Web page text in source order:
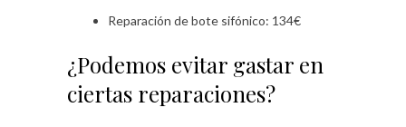
Reparación de bote sifónico: 134€
¿Podemos evitar gastar en
ciertas reparaciones?